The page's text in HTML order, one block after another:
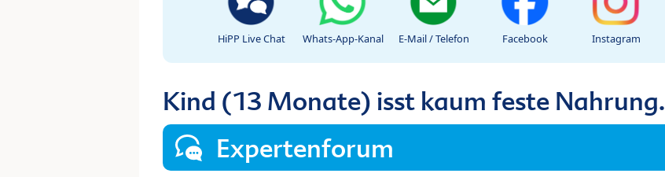
HiPP Live Chat Whats-App-Kanal E-Mail / Telefon Facebook Instagram
Kind (13 Monate) isst kaum feste Nahrung.
Expertenforum